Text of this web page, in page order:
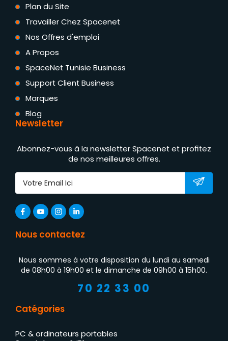
Plan du Site
Travailler Chez Spacenet
Nos Offres d'emploi
A Propos
SpaceNet Tunisie Business
Support Client Business
Marques
Blog
Newsletter
Abonnez-vous à la newsletter Spacenet et profitez
de nos meilleures offres.
Nous contactez
Nous sommes à votre disposition du lundi au samedi
de 08h00 à 19h00 et le dimanche de 09h00 à 15h00.
70 22 33 00
Catégories
PC & ordinateurs portables